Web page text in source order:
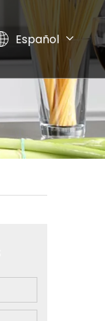
Español
English
العربية
Français
Pусский
Português